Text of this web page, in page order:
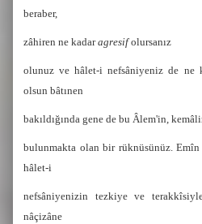
beraber,
zâhiren ne kadaragresifolursanız
olunuz ve hâlet-i nefsâniyeniz de ne
olsun bâtınen
bakıldığında gene de bu Âlem'in,
bulunmakta olan bir rüknüsünüz.
hâlet-i
nefsâniyenizin tezkiye ve
nâçizâne